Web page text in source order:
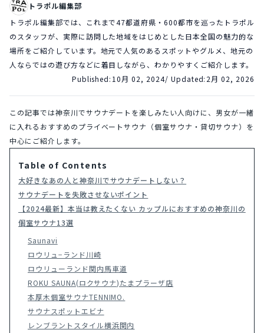
トラポル編集部
トラポル編集部では、これまで47都道府県・600都市を巡ったトラポル
のスタッフが、実際に訪問した地域をはじめとした日本全国の魅力的な
場所をご紹介しています。地元で人気のあるスポットやグルメ、地元の
人ならではの遊び方などに着目しながら、わかりやすくご紹介します。
Published: 10月 02, 2024/ Updated: 2月 02, 2026
この記事では神奈川でサウナデートを楽しみたい人向けに、男女が一緒
に入れるおすすめのプライベートサウナ（個室サウナ・貸切サウナ）を
中心にご紹介します。
Table of Contents
大好きなあの人と神奈川でサウナデートしない？
サウナデートを失敗させないポイント
【2024最新】本当は教えたくない カップルにおすすめの神奈川の
個室サウナ13選
Saunavi
ロウリュ−ランド川崎
ロウリューランド関内馬車道
ROKU SAUNA(ロクサウナ)たまプラーザ店
本厚木個室サウナTENNIMO.
サウナスポットエビナ
レンブラントスタイル横浜関内